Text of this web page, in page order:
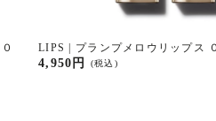
LIPS | プランプメロウリップス
(税込)
4,950円